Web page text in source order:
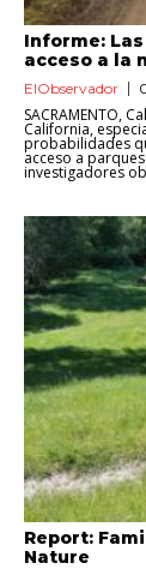
Informe:
acceso a la
ElObservador
SACRAMENTO,
California,
probabilidades
acceso a
investigadores
Report:
Nature